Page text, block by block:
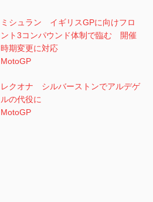
ミシュラン イギリスGPに向けフロ
ント3コンパウンド体制で臨む 開催
時期変更に対応
MotoGP
レクオナ シルバーストンでアルデゲ
ルの代役に
MotoGP